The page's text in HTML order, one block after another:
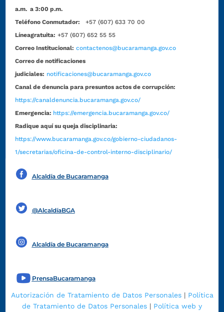
a.m. a 3:00 p.m.
Teléfono Conmutador:
+57 (607) 633 70 00
Líneagratuita: +57 (607) 652 55 55
Correo Institucional: contactenos@bucaramanga.gov.co
Correo de notificaciones
judiciales: notificaciones@bucaramanga.gov.co
Canal de denuncia para presuntos actos de corrupción:
https://canaldenuncia.bucaramanga.gov.co/
Emergencia: https://emergencia.bucaramanga.gov.co/
Radique aquí su queja disciplinaria:
https://www.bucaramanga.gov.co/gobierno-ciudadanos-
1/secretarias/oficina-de-control-interno-disciplinario/
Alcaldía de Bucaramanga
@AlcaldíaBGA
Alcaldía de Bucaramanga
PrensaBucaramanga
Autorización de Tratamiento de Datos Personales| Política
de Tratamiento de Datos Personales | Política web y